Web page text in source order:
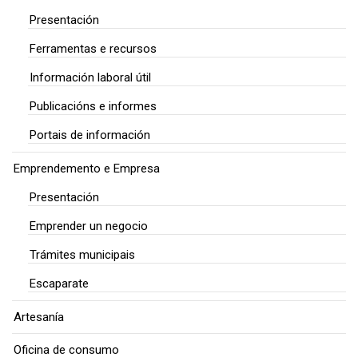
Presentación
Ferramentas e recursos
Información laboral útil
Publicacións e informes
Portais de información
Emprendemento e Empresa
Presentación
Emprender un negocio
Trámites municipais
Escaparate
Artesanía
Oficina de consumo